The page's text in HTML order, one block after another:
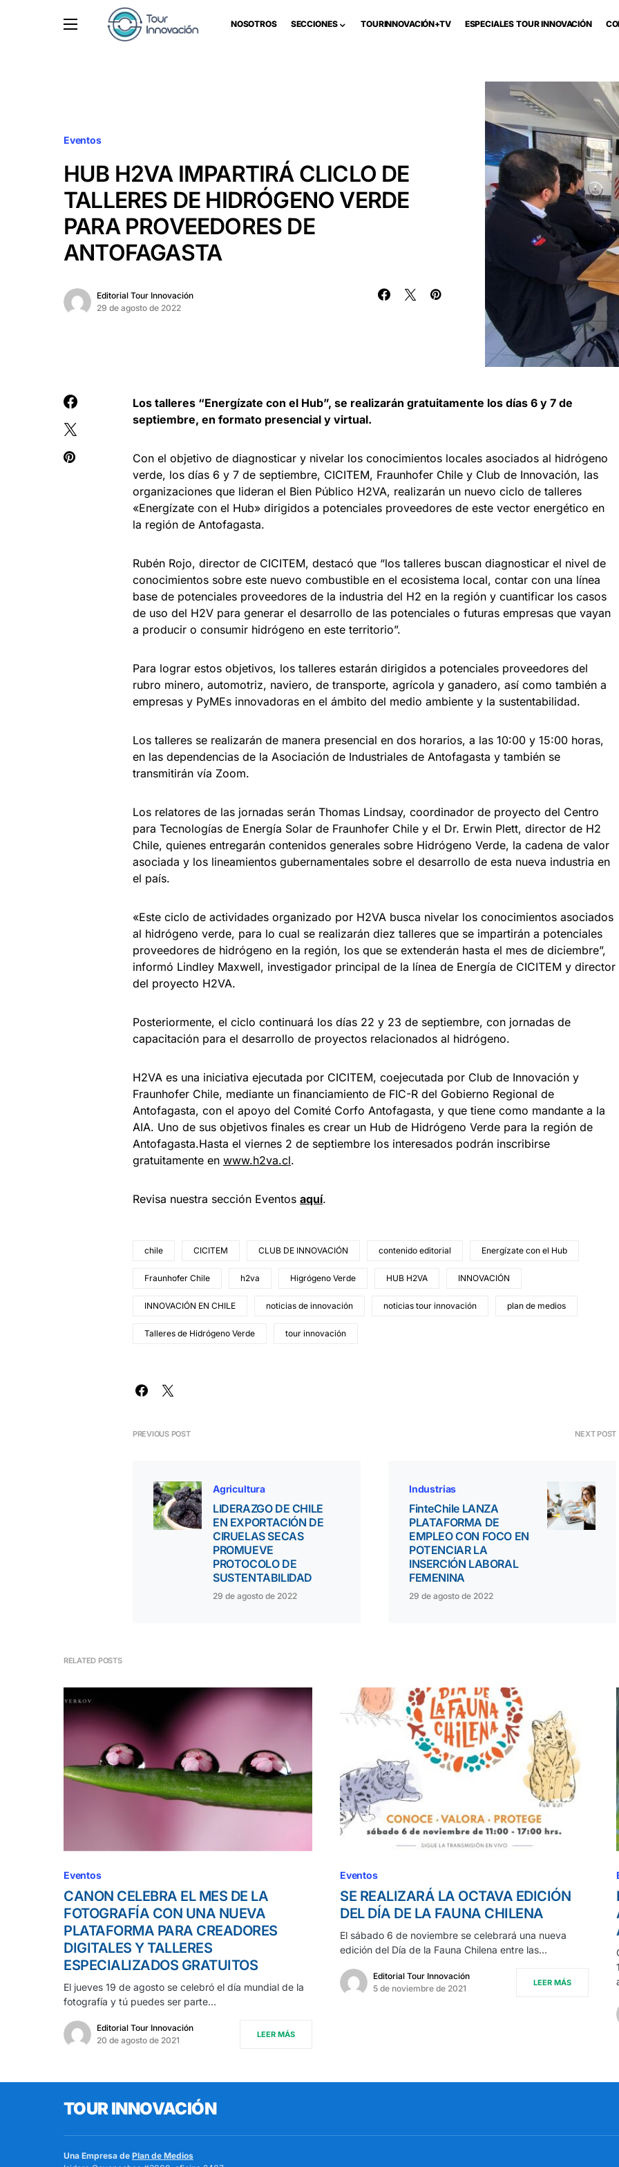
NOSOTROS SECCIONES TOURINNOVACIÓN+TV ESPECIALES TOUR INNOVACIÓN
Eventos
HUB H2VA IMPARTIRÁ CLICLO DE
TALLERES DE HIDRÓGENO VERDE
PARA PROVEEDORES DE
ANTOFAGASTA
Editorial Tour Innovación
29 de agosto de 2022
Los talleres “Energízate con el Hub”, se realizarán gratuitamente los días 6 y 7 de
septiembre, en formato presencial y virtual.
Con el objetivo de diagnosticar y nivelar los conocimientos locales asociados al hidrógeno
verde, los días 6 y 7 de septiembre, CICITEM, Fraunhofer Chile y Club de Innovación, las
organizaciones que lideran el Bien Público H2VA, realizarán un nuevo ciclo de talleres
«Energízate con el Hub» dirigidos a potenciales proveedores de este vector energético en
la región de Antofagasta.
Rubén Rojo, director de CICITEM, destacó que “los talleres buscan diagnosticar el nivel de
conocimientos sobre este nuevo combustible en el ecosistema local, contar con una línea
base de potenciales proveedores de la industria del H2 en la región y cuantificar los casos
de uso del H2V para generar el desarrollo de las potenciales o futuras empresas que vayan
a producir o consumir hidrógeno en este territorio”.
Para lograr estos objetivos, los talleres estarán dirigidos a potenciales proveedores del
rubro minero, automotriz, naviero, de transporte, agrícola y ganadero, así como también a
empresas y PyMEs innovadoras en el ámbito del medio ambiente y la sustentabilidad.
Los talleres se realizarán de manera presencial en dos horarios, a las 10:00 y 15:00 horas,
en las dependencias de la Asociación de Industriales de Antofagasta y también se
transmitirán vía Zoom.
Los relatores de las jornadas serán Thomas Lindsay, coordinador de proyecto del Centro
para Tecnologías de Energía Solar de Fraunhofer Chile y el Dr. Erwin Plett, director de H2
Chile, quienes entregarán contenidos generales sobre Hidrógeno Verde, la cadena de valor
asociada y los lineamientos gubernamentales sobre el desarrollo de esta nueva industria en
el país.
«Este ciclo de actividades organizado por H2VA busca nivelar los conocimientos asociados
al hidrógeno verde, para lo cual se realizarán diez talleres que se impartirán a potenciales
proveedores de hidrógeno en la región, los que se extenderán hasta el mes de diciembre”,
informó Lindley Maxwell, investigador principal de la línea de Energía de CICITEM y director
del proyecto H2VA.
Posteriormente, el ciclo continuará los días 22 y 23 de septiembre, con jornadas de
capacitación para el desarrollo de proyectos relacionados al hidrógeno.
H2VA es una iniciativa ejecutada por CICITEM, coejecutada por Club de Innovación y
Fraunhofer Chile, mediante un financiamiento de FIC-R del Gobierno Regional de
Antofagasta, con el apoyo del Comité Corfo Antofagasta, y que tiene como mandante a la
AIA. Uno de sus objetivos finales es crear un Hub de Hidrógeno Verde para la región de
Antofagasta.Hasta el viernes 2 de septiembre los interesados podrán inscribirse
gratuitamente en www.h2va.cl.
Revisa nuestra sección Eventos aquí.
chile CICITEM CLUB DE INNOVACIÓN contenido editorial Energízate con el Hub
Fraunhofer Chile h2va Higrógeno Verde HUB H2VA INNOVACIÓN
INNOVACIÓN EN CHILE noticias de innovación noticias tour innovación plan de medios
Talleres de Hidrógeno Verde tour innovación
PREVIOUS POST
Agricultura
LIDERAZGO DE CHILE
EN EXPORTACIÓN DE
CIRUELAS SECAS
PROMUEVE
PROTOCOLO DE
SUSTENTABILIDAD
29 de agosto de 2022
NEXT POST
Industrias
FinteChile LANZA
PLATAFORMA DE
EMPLEO CON FOCO EN
POTENCIAR LA
INSERCIÓN LABORAL
FEMENINA
29 de agosto de 2022
RELATED POSTS
Eventos
CANON CELEBRA EL MES DE LA
FOTOGRAFÍA CON UNA NUEVA
PLATAFORMA PARA CREADORES
DIGITALES Y TALLERES
ESPECIALIZADOS GRATUITOS
El jueves 19 de agosto se celebró el día mundial de la
fotografía y tú puedes ser parte…
Editorial Tour Innovación
20 de agosto de 2021
LEER MÁS
Eventos
SE REALIZARÁ LA OCTAVA EDICIÓN
DEL DÍA DE LA FAUNA CHILENA
El sábado 6 de noviembre se celebrará una nueva
edición del Día de la Fauna Chilena entre las…
Editorial Tour Innovación
5 de noviembre de 2021
LEER MÁS
TOUR INNOVACIÓN
Una Empresa de Plan de Medios